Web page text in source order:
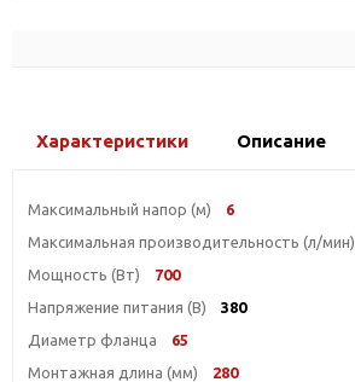
Характеристики Описание
Максимальный напор (м)
6
Максимальная производительность (л/мин)
Мощность (Вт)
700
Напряжение питания (В)
380
Диаметр фланца
65
Монтажная длина (мм)
280